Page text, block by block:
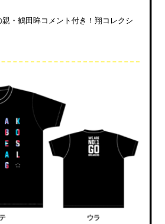
・鶴田眸コメント付き！翔コレクシ